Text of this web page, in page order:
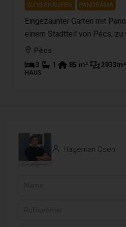
ZU VERKAUFEN PANORAMA
Eingezäunter Garten mit
einem Stadtteil von Pécs, zu
Pécs
3 1 85 m² 2933m²
HAUS
Hageman Coen